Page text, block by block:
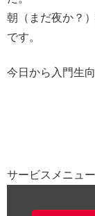
朝（まだ夜か？
です。
今日から入門生
サービスメニュー